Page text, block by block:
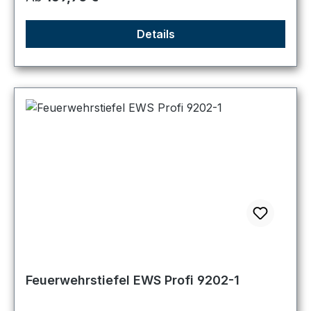
Details
Feuerwehrstiefel EWS Profi 9202-1